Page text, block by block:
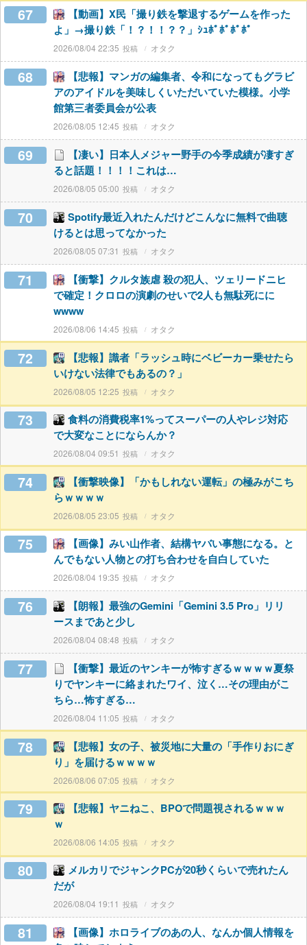
67
【動画】X民「撮り鉄を撃退するゲームを作った
よ」→撮り鉄「！？！！？？」ｼｭﾎﾟﾎﾟﾎﾟﾎﾟ
2026/08/04 22:35 オタク
68
【悲報】マンガの編集者、令和になってもグラビ
アのアイドルを美味しくいただいていた模様。小学
館第三者委員会が公表
2026/08/05 12:45 オタク
69
【凄い】日本人メジャー野手の今季成績が凄すぎ
ると話題！！！！これは…
2026/08/05 05:00 オタク
70
Spotify最近入れたんだけどこんなに無料で曲聴
けるとは思ってなかった
2026/08/05 07:31 オタク
71
【衝撃】クルタ族虐 殺の犯人、ツェリードニヒ
で確定！クロロの演劇のせいで2人も無駄死にに
wwww
2026/08/06 14:45 オタク
72
【悲報】識者「ラッシュ時にベビーカー乗せたら
いけない法律でもあるの？」
2026/08/05 12:25 オタク
73
食料の消費税率1%ってスーパーの人やレジ対応
で大変なことにならんか？
2026/08/04 09:51 オタク
74
【衝撃映像】「かもしれない運転」の極みがこち
らｗｗｗｗ
2026/08/05 23:05 オタク
75
【画像】みい山作者、結構ヤバい事態になる。と
んでもない人物との打ち合わせを自白していた
2026/08/04 19:35 オタク
76
【朗報】最強のGemini「Gemini 3.5 Pro」リリ
ースまであと少し
2026/08/04 08:48 オタク
77
【衝撃】最近のヤンキーが怖すぎるｗｗｗｗ夏祭
りでヤンキーに絡まれたワイ、泣く…その理由がこ
ちら…怖すぎる…
2026/08/04 11:05 オタク
78
【悲報】女の子、被災地に大量の「手作りおにぎ
り」を届けるｗｗｗｗ
2026/08/06 07:05 オタク
79
【悲報】ヤニねこ、BPOで問題視されるｗｗｗ
ｗ
2026/08/06 14:05 オタク
80
メルカリでジャンクPCが20秒くらいで売れたん
だが
2026/08/04 19:11 オタク
81
【画像】ホロライブのあの人、なんか個人情報を